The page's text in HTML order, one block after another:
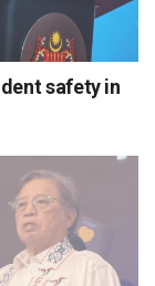
safety in